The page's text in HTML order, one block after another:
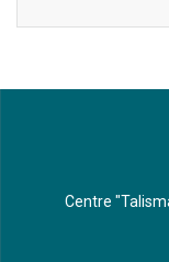
Centre